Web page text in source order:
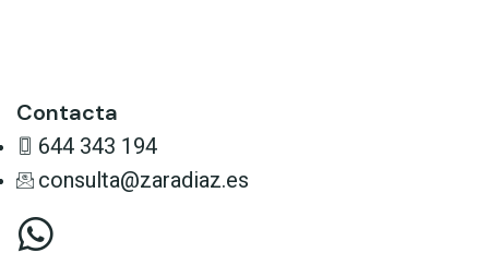
Contacta
644 343 194
consulta@zaradiaz.es